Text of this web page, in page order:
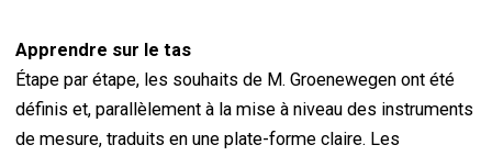
Apprendre sur le tas
Étape par étape, les souhaits de M. Groenewegen ont été
définis et, parallèlement à la mise à niveau des instruments
de mesure, traduits en une plate-forme claire. Les